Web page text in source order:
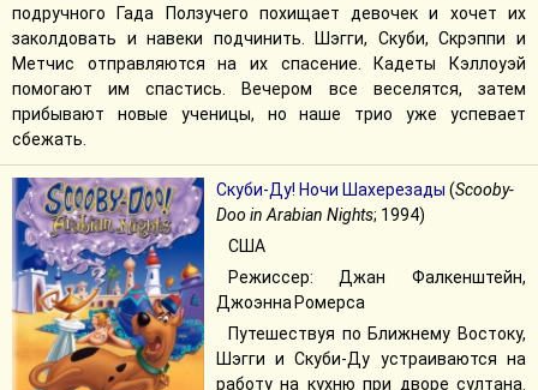
подручного Гада Ползучего похищает девочек и хочет их
заколдовать и навеки подчинить. Шэгги, Скуби, Скрэппи и
Метчис отправляются на их спасение. Кадеты Кэллоуэй
помогают им спастись. Вечером все веселятся, затем
прибывают новые ученицы, но наше трио уже успевает
сбежать.
Скуби-Ду! Ночи Шахерезады (Scooby-
Doo in Arabian Nights; 1994)
США
Режиссер: Джан Фалкенштейн,
Джоэнна Ромерса
Путешествуя по Ближнему Востоку,
Шэгги и Скуби-Ду устраиваются на
работу на кухню при дворе султана.